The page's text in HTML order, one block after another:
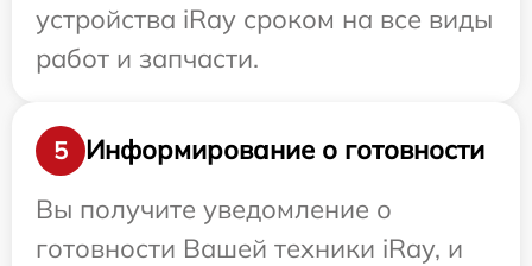
устройства iRay сроком на все виды
работ и запчасти.
5
Информирование о готовности
Вы получите уведомление о
готовности Вашей техники iRay, и